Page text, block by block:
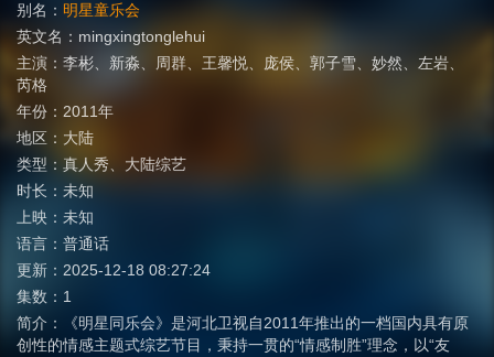
别名： 明星童乐会
英文名： mingxingtonglehui
主演： 李彬 新淼 周群 王馨悦 庞侯 郭子雪 妙然 左岩
芮格
年份： 2011年
地区： 大陆
类型： 真人秀
大陆综艺
时长： 未知
上映： 未知
语言： 普通话
更新： 2025-12-18 08:27:24
集数： 1
简介：
《明星同乐会》是河北卫视自2011年推出的一档国内具有原
创性的情感主题式综艺节目，秉持一贯的“情感制胜”理念，以“友